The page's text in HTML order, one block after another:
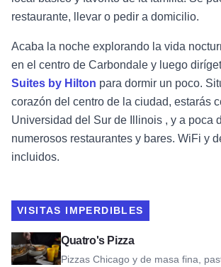
restaurante, llevar o pedir a domicilio.
Acaba la noche explorando la vida
en el centro de Carbondale y luego
Suites by Hilton para dormir un poco.
corazón del centro de la ciudad, estarás
Universidad del Sur de Illinois , y a poca
numerosos restaurantes y bares. WiFi y
incluidos.
VISITAS IMPERDIBLES
Quatro's Pizza
Pizzas Chicago y de masa fina,
Ver Quatro's Pizza